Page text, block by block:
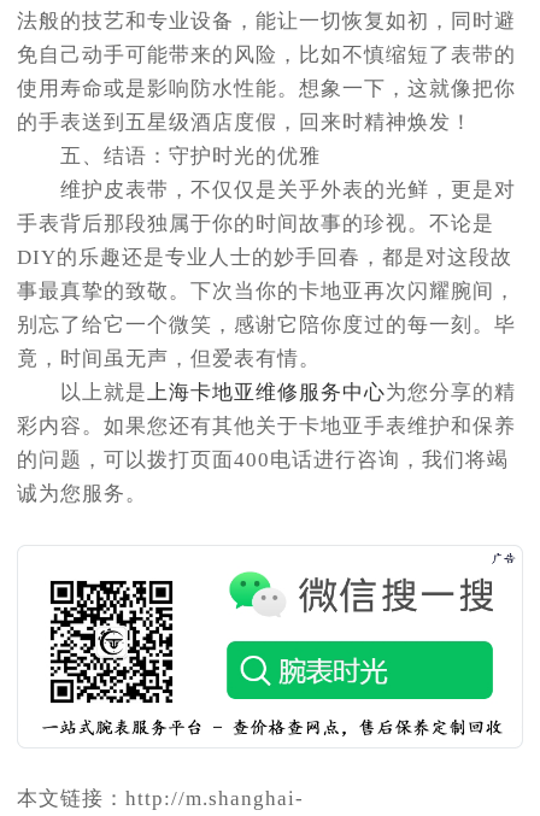
法般的技艺和专业设备，能让一切恢复如初，同时避
免自己动手可能带来的风险，比如不慎缩短了表带的
使用寿命或是影响防水性能。想象一下，这就像把你
的手表送到五星级酒店度假，回来时精神焕发！
五、结语：守护时光的优雅
维护皮表带，不仅仅是关乎外表的光鲜，更是对
手表背后那段独属于你的时间故事的珍视。不论是
DIY的乐趣还是专业人士的妙手回春，都是对这段故
事最真挚的致敬。下次当你的卡地亚再次闪耀腕间，
别忘了给它一个微笑，感谢它陪你度过的每一刻。毕
竟，时间虽无声，但爱表有情。
以上就是上海卡地亚维修服务中心为您分享的精
彩内容。如果您还有其他关于卡地亚手表维护和保养
的问题，可以拨打页面400电话进行咨询，我们将竭
诚为您服务。
本文链接：http://m.shanghai-